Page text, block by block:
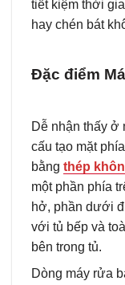
tiết kiệm thời
hay chén bát
Đặc điểm
Dễ nhận thấy ở
cấu tạo mặt
bằng thép
một phần phía
hở, phần dưới
với tủ bếp và
bên trong tủ.
Dòng máy rửa